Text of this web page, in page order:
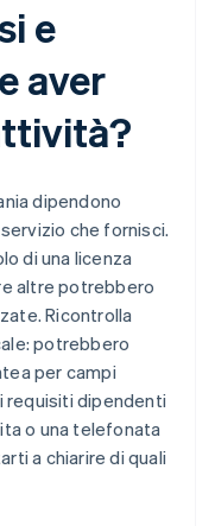
e
aver
dipendono
che fornisci.
di una licenza
altre potrebbero
Ricontrolla
potrebbero
per campi
dipendenti
o una telefonata
a chiarire di quali